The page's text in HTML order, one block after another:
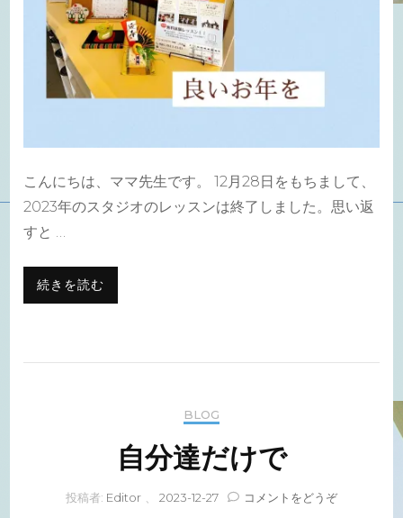
こんにちは、ママ先生です。 12月28日をもちまして、
2023年のスタジオのレッスンは終了しました。思い返
すと …
続きを読む
BLOG
自分達だけで
投稿者: Editor 2023-12-27 コメントをどうぞ(自